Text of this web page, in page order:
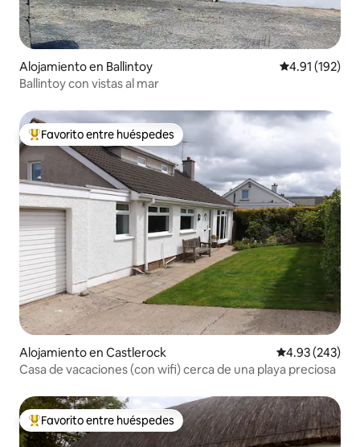
Alojamiento en Ballintoy Calificación
4.91 (192)
Ballintoy con vistas al mar
Favorito entre huéspedes preferido
Favorito entre huéspedes
Alojamiento en Castlerock Calificación
4.93 (243)
Casa de vacaciones (con wifi) cerca de una playa preciosa
Favorito entre huéspedes preferido
Favorito entre huéspedes